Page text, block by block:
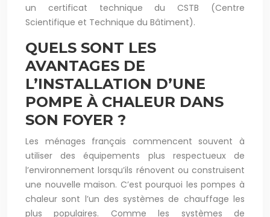
un certificat technique du CSTB (Centre
Scientifique et Technique du Bâtiment).
QUELS SONT LES
AVANTAGES DE
L’INSTALLATION D’UNE
POMPE À CHALEUR DANS
SON FOYER ?
Les ménages français commencent souvent à
utiliser des équipements plus respectueux de
l’environnement lorsqu’ils rénovent ou construisent
une nouvelle maison. C’est pourquoi les pompes à
chaleur sont l’un des systèmes de chauffage les
plus populaires. Comme les systèmes de